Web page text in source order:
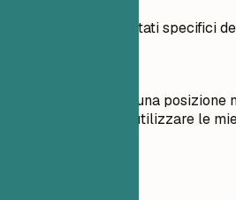
Metti in mostra risultati specifici
Obiettivo: Ottenere una
che mi permetta di utilizzare le